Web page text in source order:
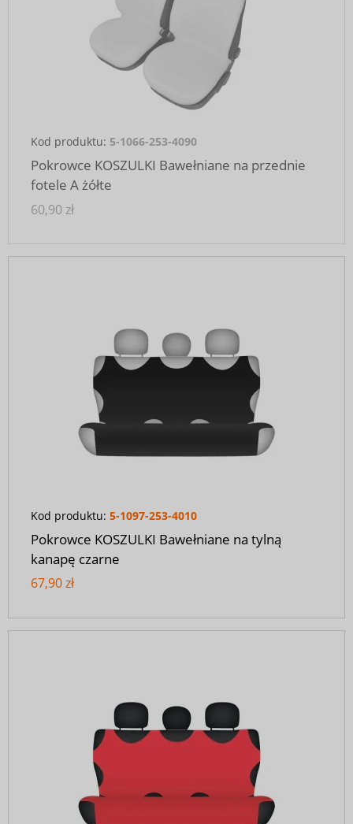
Kod produktu: 5-1066-253-4090
Pokrowce KOSZULKI Bawełniane na przednie
fotele A żółte
60,90 zł
Kod produktu: 5-1097-253-4010
Pokrowce KOSZULKI Bawełniane na tylną
kanapę czarne
67,90 zł